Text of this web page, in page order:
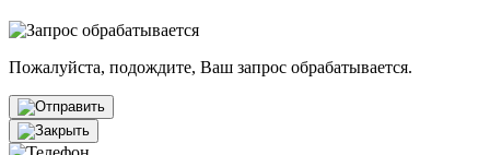
Пожалуйста, подождите, Ваш запрос обрабатывается.